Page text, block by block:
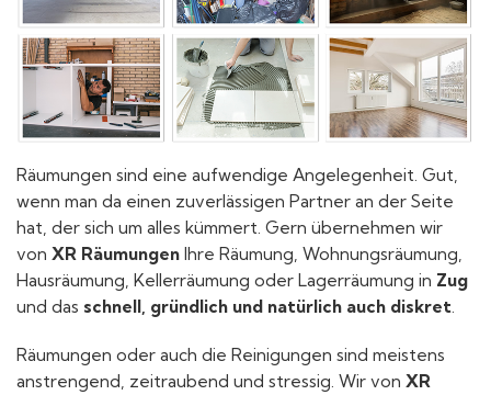
Räumungen sind eine aufwendige Angelegenheit. Gut,
wenn man da einen zuverlässigen Partner an der Seite
hat, der sich um alles kümmert. Gern übernehmen wir
von XR Räumungen Ihre Räumung, Wohnungsräumung,
Hausräumung, Kellerräumung oder Lagerräumung in Zug
und das schnell, gründlich und natürlich auch diskret
Räumungen oder auch die Reinigungen sind meistens
anstrengend, zeitraubend und stressig. Wir von XR